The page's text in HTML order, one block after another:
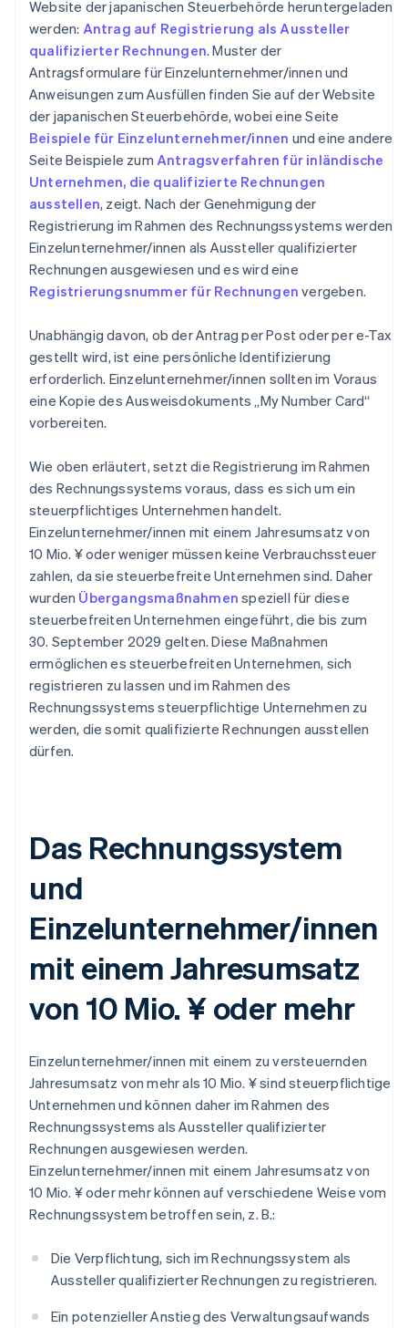
Website der japanischen Steuerbehörde heruntergeladen
werden: Antrag auf Registrierung als Aussteller
qualifizierter Rechnungen. Muster der
Antragsformulare für Einzelunternehmer/innen und
Anweisungen zum Ausfüllen finden Sie auf der Website
der japanischen Steuerbehörde, wobei eine Seite
Beispiele für Einzelunternehmer/innen und eine andere
Seite Beispiele zum Antragsverfahren für inländische
Unternehmen, die qualifizierte Rechnungen
ausstellen, zeigt. Nach der Genehmigung der
Registrierung im Rahmen des Rechnungssystems werden
Einzelunternehmer/innen als Aussteller qualifizierter
Rechnungen ausgewiesen und es wird eine
Registrierungsnummer für Rechnungen vergeben.
Unabhängig davon, ob der Antrag per Post oder per e-Tax
gestellt wird, ist eine persönliche Identifizierung
erforderlich. Einzelunternehmer/innen sollten im Voraus
eine Kopie des Ausweisdokuments „My Number Card“
vorbereiten.
Wie oben erläutert, setzt die Registrierung im Rahmen
des Rechnungssystems voraus, dass es sich um ein
steuerpflichtiges Unternehmen handelt.
Einzelunternehmer/innen mit einem Jahresumsatz von
10 Mio. ¥ oder weniger müssen keine Verbrauchssteuer
zahlen, da sie steuerbefreite Unternehmen sind. Daher
wurden Übergangsmaßnahmen speziell für diese
steuerbefreiten Unternehmen eingeführt, die bis zum
30. September 2029 gelten. Diese Maßnahmen
ermöglichen es steuerbefreiten Unternehmen, sich
registrieren zu lassen und im Rahmen des
Rechnungssystems steuerpflichtige Unternehmen zu
werden, die somit qualifizierte Rechnungen ausstellen
dürfen.
Das Rechnungssystem
und
Einzelunternehmer/innen
mit einem Jahresumsatz
von 10 Mio. ¥ oder mehr
Einzelunternehmer/innen mit einem zu versteuernden
Jahresumsatz von mehr als 10 Mio. ¥ sind steuerpflichtige
Unternehmen und können daher im Rahmen des
Rechnungssystems als Aussteller qualifizierter
Rechnungen ausgewiesen werden.
Einzelunternehmer/innen mit einem Jahresumsatz von
10 Mio. ¥ oder mehr können auf verschiedene Weise vom
Rechnungssystem betroffen sein, z. B.:
Die Verpflichtung, sich im Rechnungssystem als
Aussteller qualifizierter Rechnungen zu registrieren.
Ein potenzieller Anstieg des Verwaltungsaufwands